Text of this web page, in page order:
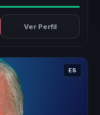
Ver Perfil
ES